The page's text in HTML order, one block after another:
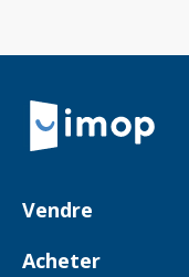
Retour à la navigation
Vendre
Comment ça
Acheter